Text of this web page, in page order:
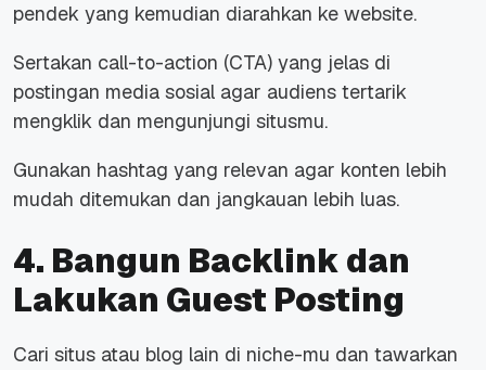
pendek yang kemudian diarahkan ke website.
Sertakan call-to-action (CTA) yang jelas di
postingan media sosial agar audiens tertarik
mengklik dan mengunjungi situsmu.
Gunakan hashtag yang relevan agar konten lebih
mudah ditemukan dan jangkauan lebih luas.
4. Bangun Backlink dan
Lakukan Guest Posting
Cari situs atau blog lain di niche-mu dan tawarkan